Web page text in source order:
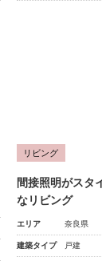
リビング
間接照明がスタ
なリビング
エリア 奈良県
建築タイプ 戸建